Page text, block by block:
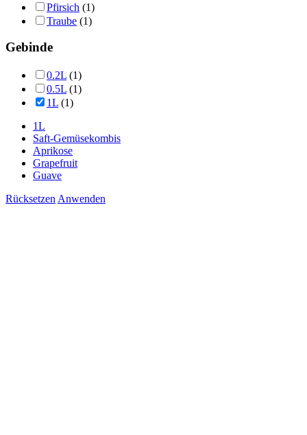
Pfirsich (1)
Traube (1)
Gebinde
0.2L (1)
0.5L (1)
1L (1)
1L
Saft-Gemüsekombis
Aprikose
Grapefruit
Guave
Rücksetzen Anwenden